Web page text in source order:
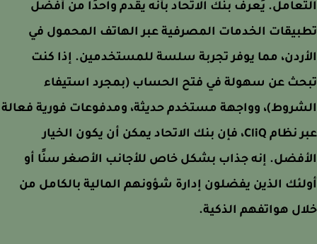
يُعرف بنك الاتحاد بأنه يقدم واحدًا من أفضل
الخدمات المصرفية عبر الهاتف المحمول في
مما يوفر تجربة سلسة للمستخدمين. إذا كنت
عن سهولة في فتح الحساب (بمجرد استيفاء
وواجهة مستخدم حديثة، ومدفوعات فورية فعالة
عبر نظام CliQ، فإن بنك الاتحاد يمكن أن يكون الخيار
إنه جذاب بشكل خاص للأجانب الأصغر سنًا أو
الذين يفضلون إدارة شؤونهم المالية بالكامل من
هواتفهم الذكية.